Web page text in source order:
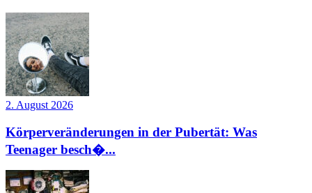
2. August 2026
Körperveränderungen in der Pubertät: Was
Teenager besch�...